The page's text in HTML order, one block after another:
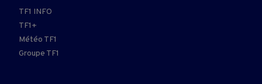
TF1 INFO
TF1+
Météo TF1
Groupe TF1